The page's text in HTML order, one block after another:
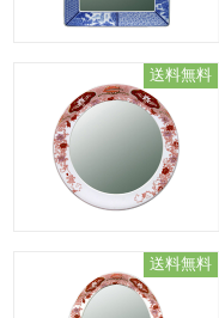
送料無料
送料無料